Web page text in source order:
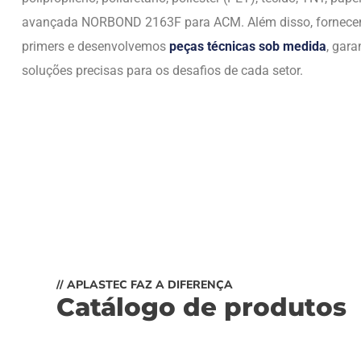
avançada NORBOND 2163F para ACM. Além disso,
primers e desenvolvemos peças técnicas sob medida,
soluções precisas para os desafios de cada setor.
// APLASTEC FAZ A DIFERENÇA
Catálogo de produtos